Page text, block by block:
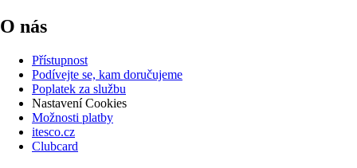
O nás
Přístupnost
Podívejte se, kam doručujeme
Poplatek za službu
Nastavení Cookies
Možnosti platby
itesco.cz
Clubcard